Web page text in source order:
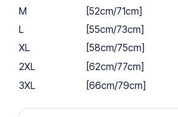
M
[52cm/71cm]
L
[55cm/73cm]
XL
[58cm/75cm]
2XL
[62cm/77cm]
3XL
[66cm/79cm]